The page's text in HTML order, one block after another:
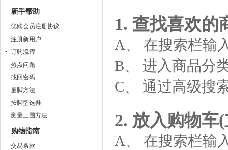
新手帮助
优购会员注册协议
注册新用户
订购流程
热点问题
找回密码
量脚方法
按脚型选鞋
测量三围方法
购物指南
交易条款
1. 查找喜欢的
A、 在搜索栏输
B、 进入商品分
C、 通过高级搜
2. 放入购物车
A、 在搜索栏输